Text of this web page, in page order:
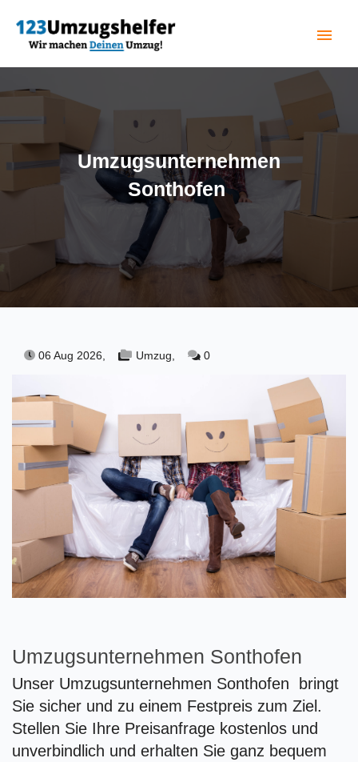
menu
Umzugsunternehmen
Sonthofen
06 Aug 2026, Umzug, 0
Umzugsunternehmen Sonthofen
Unser Umzugsunternehmen Sonthofen bringt
Sie sicher und zu einem Festpreis zum Ziel.
Stellen Sie Ihre Preisanfrage kostenlos und
unverbindlich und erhalten Sie ganz bequem